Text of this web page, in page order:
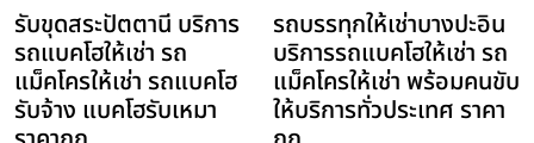
รับขุดสระปัตตานี บริการ
รถแบคโฮให้เช่า รถ
แม็คโครให้เช่า รถแบคโฮ
รับจ้าง แบคโฮรับเหมา
รถบรรทุกให้เช่าบางปะอิน
บริการรถแบคโฮให้เช่า รถ
แม็คโครให้เช่า พร้อมคนขับ
ให้บริการทั่วประเทศ ราคา